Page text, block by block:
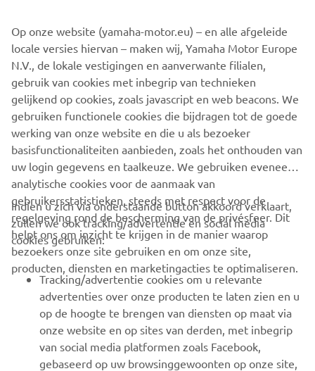
CORPORATE
BUSINESS
MEER YAMAHA
SUPPORT
Op onze website (yamaha-motor.eu) – en alle afgeleide
locale versies hiervan – maken wij, Yamaha Motor Europe
N.V., de lokale vestigingen en aanverwante filialen,
gebruik van cookies met inbegrip van technieken
gelijkend op cookies, zoals javascript en web beacons. We
gebruiken functionele cookies die bijdragen tot de goede
werking van onze website en die u als bezoeker
basisfunctionaliteiten aanbieden, zoals het onthouden van
uw login gegevens en taalkeuze. We gebruiken eveneens
analytische cookies voor de aanmaak van
gebruikersstatistieken, steeds met respect voor de
regelgeving rond de bescherming van de privésfeer. Dit
helpt ons om inzicht te krijgen in de manier waarop
bezoekers onze site gebruiken en om onze site,
producten, diensten en marketingacties te optimaliseren.
Indien u zich via onderstaande button akkoord verklaart,
zullen we ook tracking/advertentie en social media
cookies gebruiken:
Tracking/advertentie cookies om u relevante
advertenties over onze producten te laten zien en u
op de hoogte te brengen van diensten op maat via
onze website en op sites van derden, met inbegrip
van social media platformen zoals Facebook,
gebaseerd op uw browsinggewoonten op onze site,